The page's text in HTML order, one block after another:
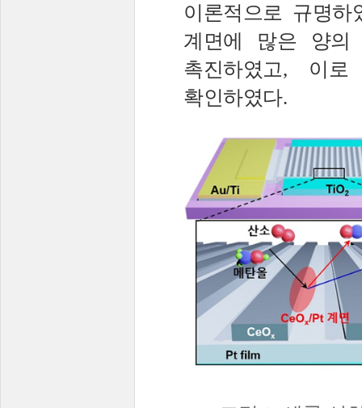
이론적으로 규명하
계면에 많은 양의
촉진하였고, 이
확인하였다.